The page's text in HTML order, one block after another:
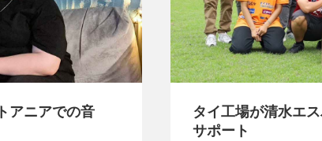
アニアでの音
タイ工場が清水エ
サポート